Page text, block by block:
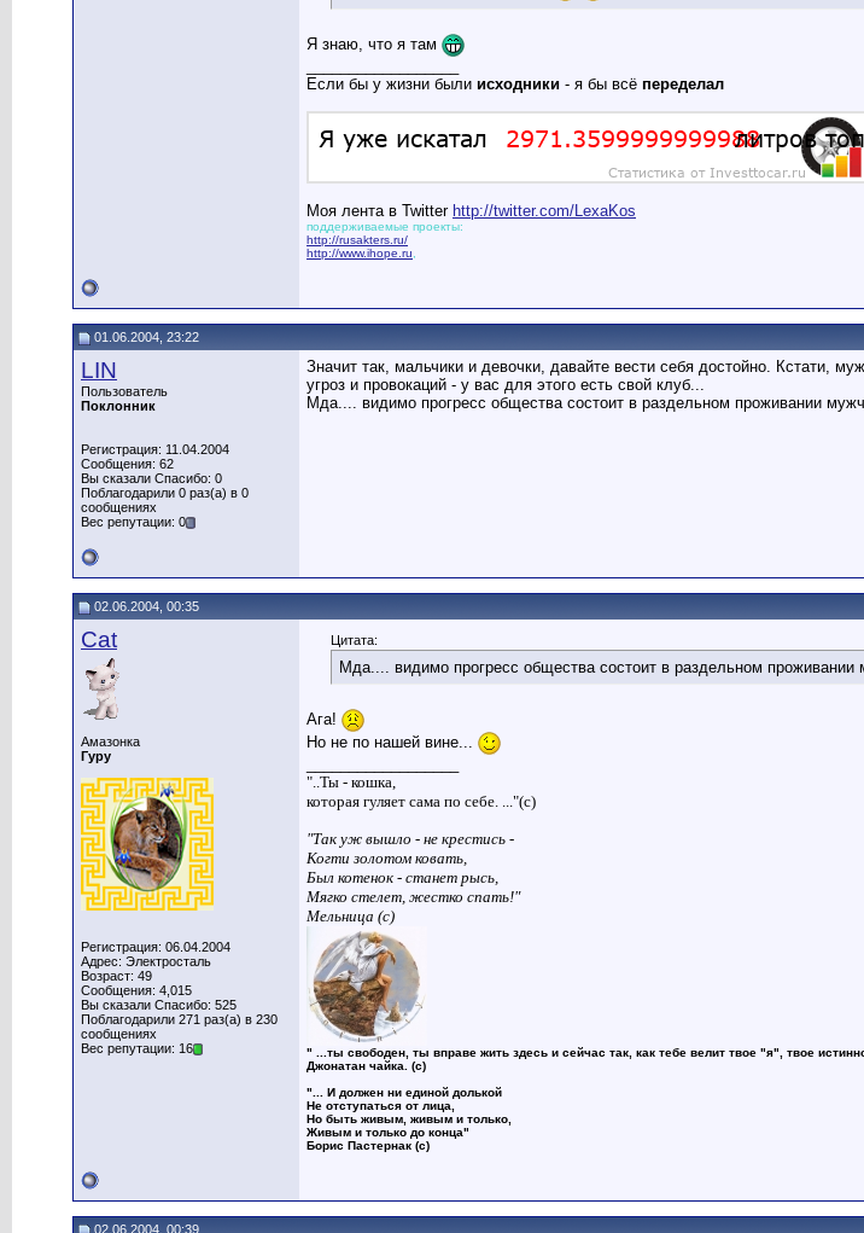
Я знаю, что я там
Если бы у жизни были исходники - я бы всё переделал
Моя лента в Twitter http://twitter.com/LexaKos
поддерживаемые проекты:
http://rusakters.ru/
http://www.ihope.ru
01.06.2004, 23:22
LIN
Пользователь
Поклонник
Регистрация: 11.04.2004
Сообщения: 62
Вы сказали Спасибо: 0
Поблагодарили 0 раз(а) в 0
сообщениях
Вес репутации: 0
Значит так, мальчики и девочки, давайте вести себя достойно. Кстати,
угроз и провокаций - у вас для этого есть свой клуб...
Мда.... видимо прогресс общества состоит в раздельном проживании
02.06.2004, 00:35
Cat
Амазонка
Гуру
Регистрация: 06.04.2004
Адрес: Электросталь
Возраст: 49
Сообщения: 4,015
Вы сказали Спасибо: 525
Поблагодарили 271 раз(а) в 230
сообщениях
Вес репутации: 16
Цитата:
Мда.... видимо прогресс общества состоит в раздельном
Ага!
Но не по нашей вине...
"..Ты - кошка,
которая гуляет сама по себе. ..."(с)
"Так уж вышло - не крестись -
Когти золотом ковать,
Был котенок - станет рысь,
Мягко стелет, жестко спать!"
Мельница (с)
" ...ты свободен, ты вправе жить здесь и сейчас так, как тебе велит твое "я", твое
Джонатан чайка. (с)
"... И должен ни единой долькой
Не отступаться от лица,
Но быть живым, живым и только,
Живым и только до конца"
Борис Пастернак (с)
02.06.2004, 00:39